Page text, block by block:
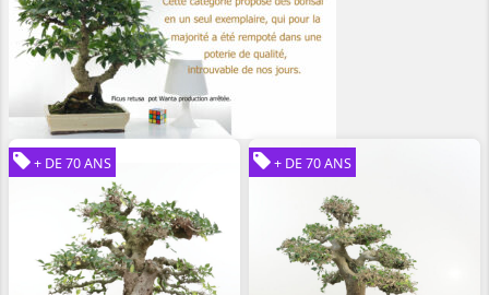
+ DE 70 ANS + DE 70 ANS